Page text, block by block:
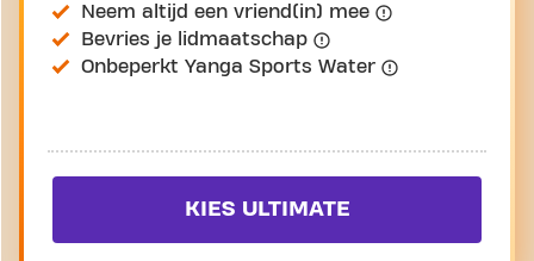
Neem altijd een vriend(in) mee
Bevries je lidmaatschap
Onbeperkt Yanga Sports Water
KIES ULTIMATE